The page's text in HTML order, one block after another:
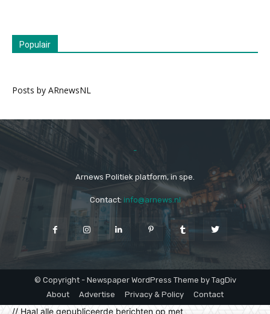
Populair
Posts by ARnewsNL
-
Arnews Politiek platform, in spe.
Contact: info@arnews.nl
© Copyright - Newspaper WordPress Theme by TagDiv
About
Advertise Privacy & Policy Contact
// Haal alle gepubliceerde berichten op met